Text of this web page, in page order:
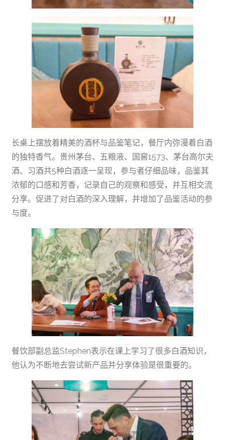
长桌上摆放着精美的酒杯与品鉴笔记，餐厅内弥漫着白酒
的独特香气。贵州茅台、五粮液、国窖1573、茅台高尔夫
酒、习酒共5种白酒逐一呈现，参与者仔细品味，品鉴其
浓郁的口感和芳香，记录自己的观察和感受，并互相交流
分享。促进了对白酒的深入理解，并增加了品鉴活动的参
与度。
餐饮部副总监Stephen表示在课上学习了很多白酒知识，
他认为不断地去尝试新产品并分享体验是很重要的。